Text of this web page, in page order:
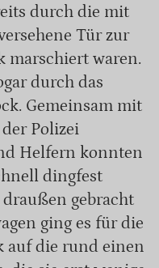
durch die mit
Tür zur
waren.
durch das
Gemeinsam mit
Polizei
Helfern konnten
dingfest
gebracht
ging es für die
auf die rund einen